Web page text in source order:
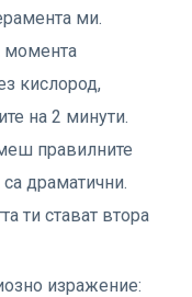
ми.
кислород,
на 2 минути.
правилните
драматични.
ти стават втора
изражение: